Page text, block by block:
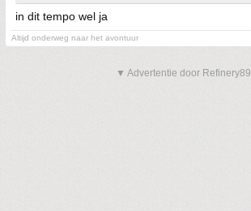
in dit tempo wel ja
Altijd onderweg naar het avontuur
▼ Advertentie door Refinery89